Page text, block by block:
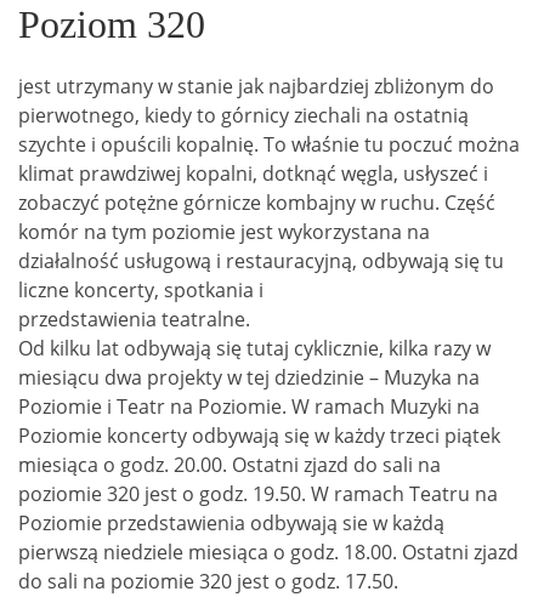
Poziom 320
jest utrzymany w stanie jak najbardziej zbliżonym do
pierwotnego, kiedy to górnicy ziechali na ostatnią
szychte i opuścili kopalnię. To właśnie tu poczuć można
klimat prawdziwej kopalni, dotknąć węgla, usłyszeć i
zobaczyć potężne górnicze kombajny w ruchu. Część
komór na tym poziomie jest wykorzystana na
działalność usługową i restauracyjną, odbywają się tu
liczne koncerty, spotkania i
przedstawienia teatralne.
Od kilku lat odbywają się tutaj cyklicznie, kilka razy w
miesiącu dwa projekty w tej dziedzinie – Muzyka na
Poziomie i Teatr na Poziomie. W ramach Muzyki na
Poziomie koncerty odbywają się w każdy trzeci piątek
miesiąca o godz. 20.00. Ostatni zjazd do sali na
poziomie 320 jest o godz. 19.50. W ramach Teatru na
Poziomie przedstawienia odbywają sie w każdą
pierwszą niedziele miesiąca o godz. 18.00. Ostatni zjazd
do sali na poziomie 320 jest o godz. 17.50.